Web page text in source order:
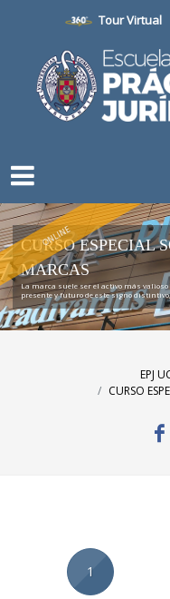
Tour Virtual
ONLINE
CURSO ESPECIAL
MARCAS
La marca suele ser el activo más
presente y futuro de este signo
EPJ
CURSO
1